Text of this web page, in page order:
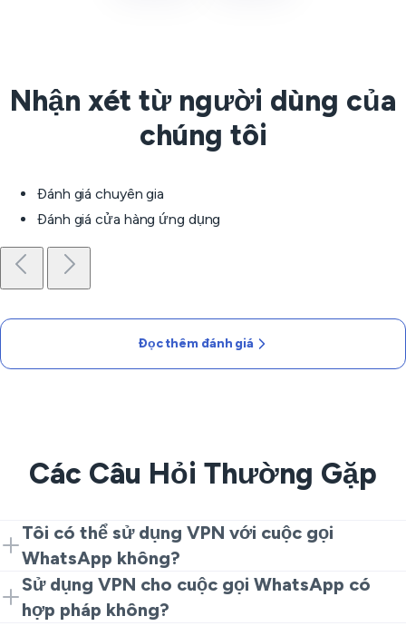
Nhận xét từ người dùng của
chúng tôi
Đánh giá chuyên gia
Đánh giá cửa hàng ứng dụng
Đọc thêm đánh giá
Các Câu Hỏi Thường Gặp
Tôi có thể sử dụng VPN với cuộc gọi
WhatsApp không?
Có. Cài đặt VeePN trên thiết bị của bạn, kết nối với
máy chủ và gọi cho người dùng WhatsApp khác. VPN
Sử dụng VPN cho cuộc gọi WhatsApp có
hợp pháp không?